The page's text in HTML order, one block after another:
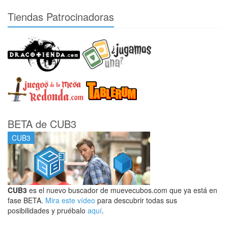
Tiendas Patrocinadoras
BETA de CUB3
CUB3
CUB3 es el nuevo buscador de muevecubos.com que ya está en
fase BETA. Mira este vídeo para descubrir todas sus
posibilidades y pruébalo aquí.